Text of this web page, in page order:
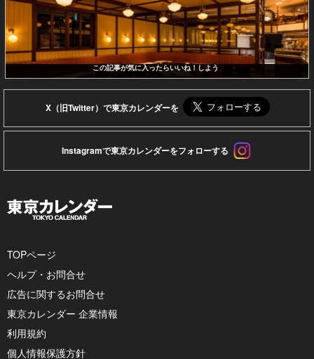
この記事が気に入ったらいいね！しよう
X（旧Twitter）で東京カレンダーを
Instagramで東京カレンダーをフォローする
TOPページ
ヘルプ・お問合せ
広告に関するお問合せ
東京カレンダー 企業情報
利用規約
個人情報保護方針